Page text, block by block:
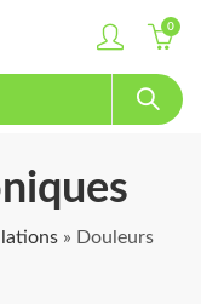
0
» Douleurs